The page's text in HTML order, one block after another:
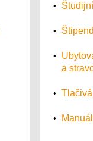
•
•
•
a
•
•